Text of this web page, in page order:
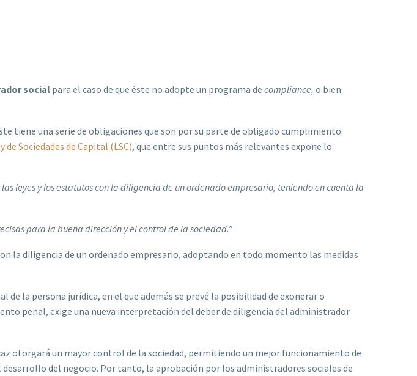
social para el caso de que éste no adopte un programa de compliance, o bien
tiene una serie de obligaciones que son por su parte de obligado cumplimiento.
de Sociedades de Capital (LSC), que entre sus puntos más relevantes expone lo
leyes y los estatutos con la diligencia de un ordenado empresario, teniendo en cuenta la
para la buena dirección y el control de la sociedad.”
la diligencia de un ordenado empresario, adoptando en todo momento las medidas
de la persona jurídica, en el que además se prevé la posibilidad de exonerar o
penal, exige una nueva interpretación del deber de diligencia del administrador
otorgará un mayor control de la sociedad, permitiendo un mejor funcionamiento de
del negocio. Por tanto, la aprobación por los administradores sociales de